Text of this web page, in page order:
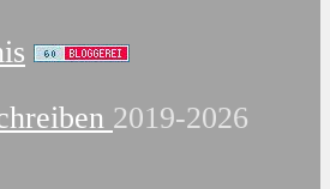
2019-2026